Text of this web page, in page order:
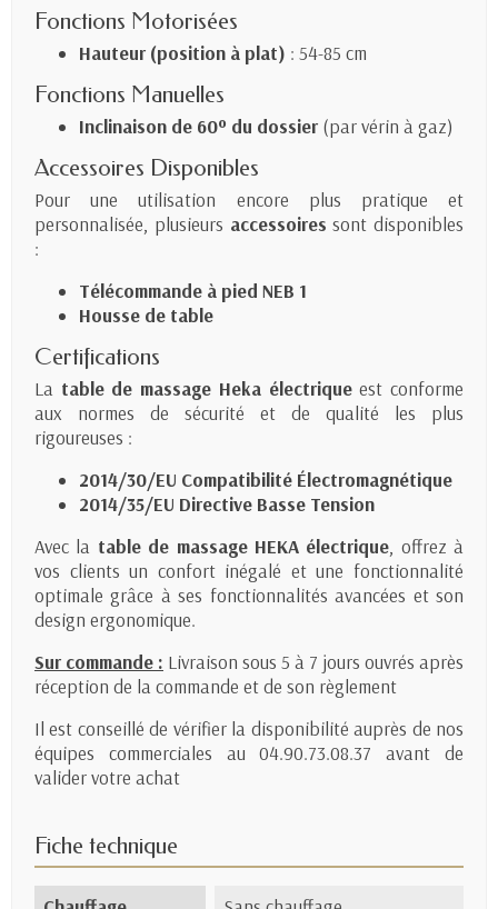
Fonctions Motorisées
Hauteur (position à plat) : 54-85 cm
Fonctions Manuelles
Inclinaison de 60º du dossier (par vérin à gaz)
Accessoires Disponibles
Pour une utilisation encore plus pratique et
personnalisée, plusieurs accessoires sont disponibles
:
Télécommande à pied NEB 1
Housse de table
Certifications
La table de massage Heka électriqueest conforme
aux normes de sécurité et de qualité les plus
rigoureuses :
2014/30/EU Compatibilité Électromagnétique
2014/35/EU Directive Basse Tension
Avec la table de massage HEKA électrique , offrez à
vos clients un confort inégalé et une fonctionnalité
optimale grâce à ses fonctionnalités avancées et son
design ergonomique.
Sur commande : Livraison sous 5 à 7 jours ouvrés après
réception de la commande et de son règlement
Il est conseillé de vérifier la disponibilité auprès de nos
équipes commerciales au 04.90.73.08.37 avant de
valider votre achat
Fiche technique